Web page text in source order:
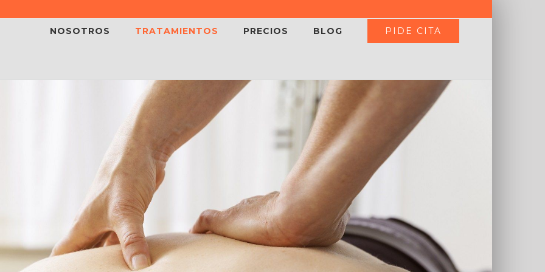
NOSOTROS TRATAMIENTOS PRECIOS BLOG PIDE CITA